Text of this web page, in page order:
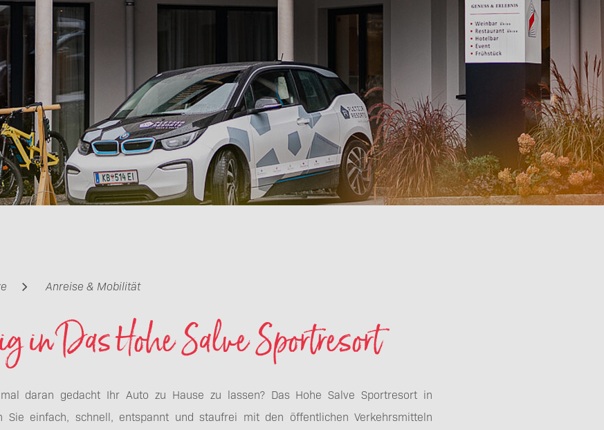
Anreise & Mobilität
in Das Hohe Salve Sportresort
daran gedacht Ihr Auto zu Hause zu lassen? Das Hohe Salve Sportresort in
Sie einfach, schnell, entspannt und staufrei mit den öffentlichen Verkehrsmitteln